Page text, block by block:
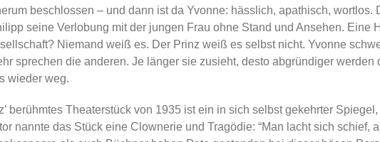
beschlossen – und dann ist da Yvonne: hässlich, apathisch,
seine Verlobung mit der jungen Frau ohne Stand und Ansehen.
Niemand weiß es. Der Prinz weiß es selbst nicht. Yvonne
sprechen die anderen. Je länger sie zusieht, desto abgründiger
wieder weg.
berühmtes Theaterstück von 1935 ist ein in sich selbst gekehrter
nannte das Stück eine Clownerie und Tragödie: “Man lacht sich schief,